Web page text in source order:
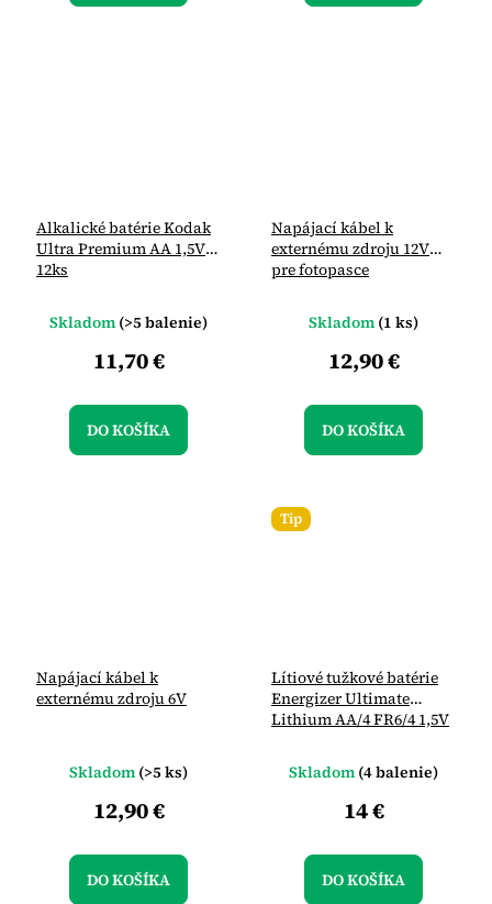
Alkalické batérie Kodak
Ultra Premium AA 1,5V
12ks
Skladom (>5 balenie)
11,70 €
DO KOŠÍKA
Napájací kábel k
externému zdroju 12V
pre fotopasce
Skladom (1 ks)
12,90 €
DO KOŠÍKA
Napájací kábel k
externému zdroju 6V
Skladom (>5 ks)
12,90 €
DO KOŠÍKA
Tip
Lítiové tužkové batérie
Energizer Ultimate
Lithium AA/4 FR6/4 1,5V
Skladom (4 balenie)
14 €
DO KOŠÍKA